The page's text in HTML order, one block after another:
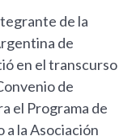
de la
de
en el transcurso
de
el Programa de
la Asociación